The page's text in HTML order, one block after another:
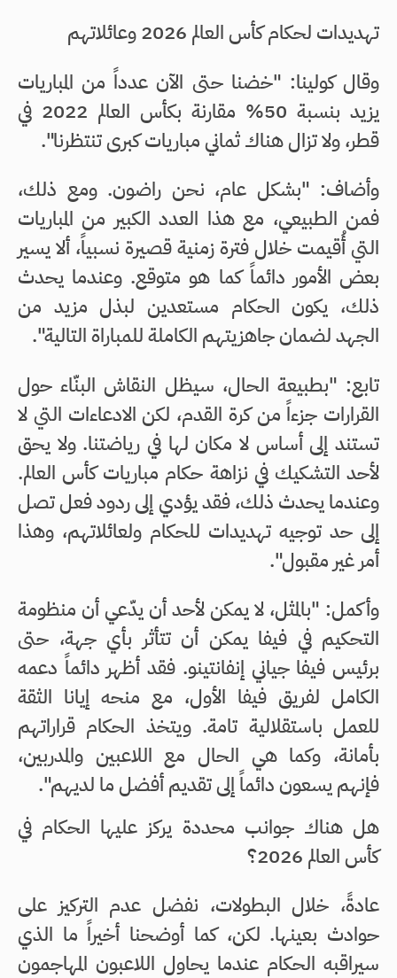
تهديدات لحكام كأس العالم 2026 وعائلاتهم
وقال كولينا: "خضنا حتى الآن عدداً من المباريات
يزيد بنسبة 50% مقارنة بكأس العالم 2022 في
قطر، ولا تزال هناك ثماني مباريات كبرى تنتظرنا".
وأضاف: "بشكل عام، نحن راضون. ومع ذلك،
فمن الطبيعي، مع هذا العدد الكبير من المباريات
التي أُقيمت خلال فترة زمنية قصيرة نسبياً، ألا يسير
بعض الأمور دائماً كما هو متوقع. وعندما يحدث
ذلك، يكون الحكام مستعدين لبذل مزيد من
الجهد لضمان جاهزيتهم الكاملة للمباراة التالية".
تابع: "بطبيعة الحال، سيظل النقاش البنّاء حول
القرارات جزءاً من كرة القدم، لكن الادعاءات التي لا
تستند إلى أساس لا مكان لها في رياضتنا. ولا يحق
لأحد التشكيك في نزاهة حكام مباريات كأس العالم.
وعندما يحدث ذلك، فقد يؤدي إلى ردود فعل تصل
إلى حد توجيه تهديدات للحكام ولعائلاتهم، وهذا
أمر غير مقبول".
وأكمل: "بالمثل، لا يمكن لأحد أن يدّعي أن منظومة
التحكيم في فيفا يمكن أن تتأثر بأي جهة، حتى
برئيس فيفا جياني إنفانتينو. فقد أظهر دائماً دعمه
الكامل لفريق فيفا الأول، مع منحه إيانا الثقة
للعمل باستقلالية تامة. ويتخذ الحكام قراراتهم
بأمانة، وكما هي الحال مع اللاعبين والمدربين،
فإنهم يسعون دائماً إلى تقديم أفضل ما لديهم".
هل هناك جوانب محددة يركز عليها الحكام في
كأس العالم 2026؟
عادةً، خلال البطولات، نفضل عدم التركيز على
حوادث بعينها. لكن، كما أوضحنا أخيراً ما الذي
سيراقبه الحكام عندما يحاول اللاعبون المهاجمون